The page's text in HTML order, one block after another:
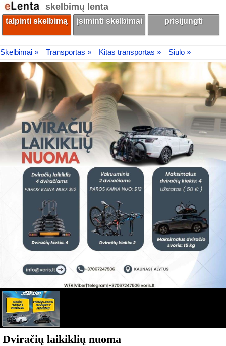
skelbimų lenta
talpinti skelbimą įsiminti skelbimai prisijungti
Skelbimai » Transportas » Kitas transportas » Siūlo »
Dviračių laikiklių nuoma